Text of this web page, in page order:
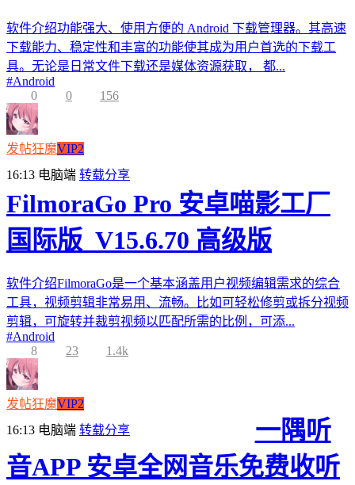
软件介绍功能强大、使用方便的 Android 下载管理器。其高速
下载能力、稳定性和丰富的功能使其成为用户首选的下载工
具。无论是日常文件下载还是媒体资源获取， 都...
#Android
0
0 156
发帖狂魔VIP2
16:13 电脑端 转载分享
FilmoraGo Pro 安卓喵影工厂
国际版_V15.6.70 高级版
软件介绍FilmoraGo是一个基本涵盖用户视频编辑需求的综合
工具，视频剪辑非常易用、流畅。比如可轻松修剪或拆分视频
剪辑，可旋转并裁剪视频以匹配所需的比例，可添...
#Android
8
23 1.4k
发帖狂魔VIP2
16:13 电脑端 转载分享
一隅听
音APP 安卓全网音乐免费收听